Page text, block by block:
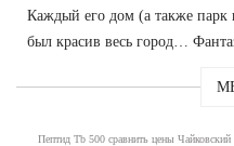
Каждый его дом (а также
был красив весь город…
Пептид Tb 500 сравнить цены Чайковский